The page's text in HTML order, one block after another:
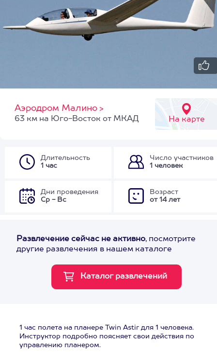
Аэродром Малино >
На карте
63 км на Юго-Восток от МКАД
Длительность
1 час
Число участников
1 человек
Дни проведения
Ср - Вс
Возраст
от 14 лет
Развлечение сейчас не активно, посмотрите
другие развлечения в нашем каталоге
1 час полета на планере Twin Astir для 1 человека.
Инструктор подробно поясняет свои действия по
управлению планером.